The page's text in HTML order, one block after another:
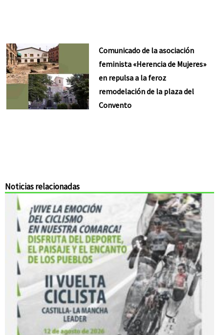
Comunicado de la asociación
feminista «Herencia de Mujeres»
en repulsa a la feroz
remodelación de la plaza del
Convento
Noticias relacionadas